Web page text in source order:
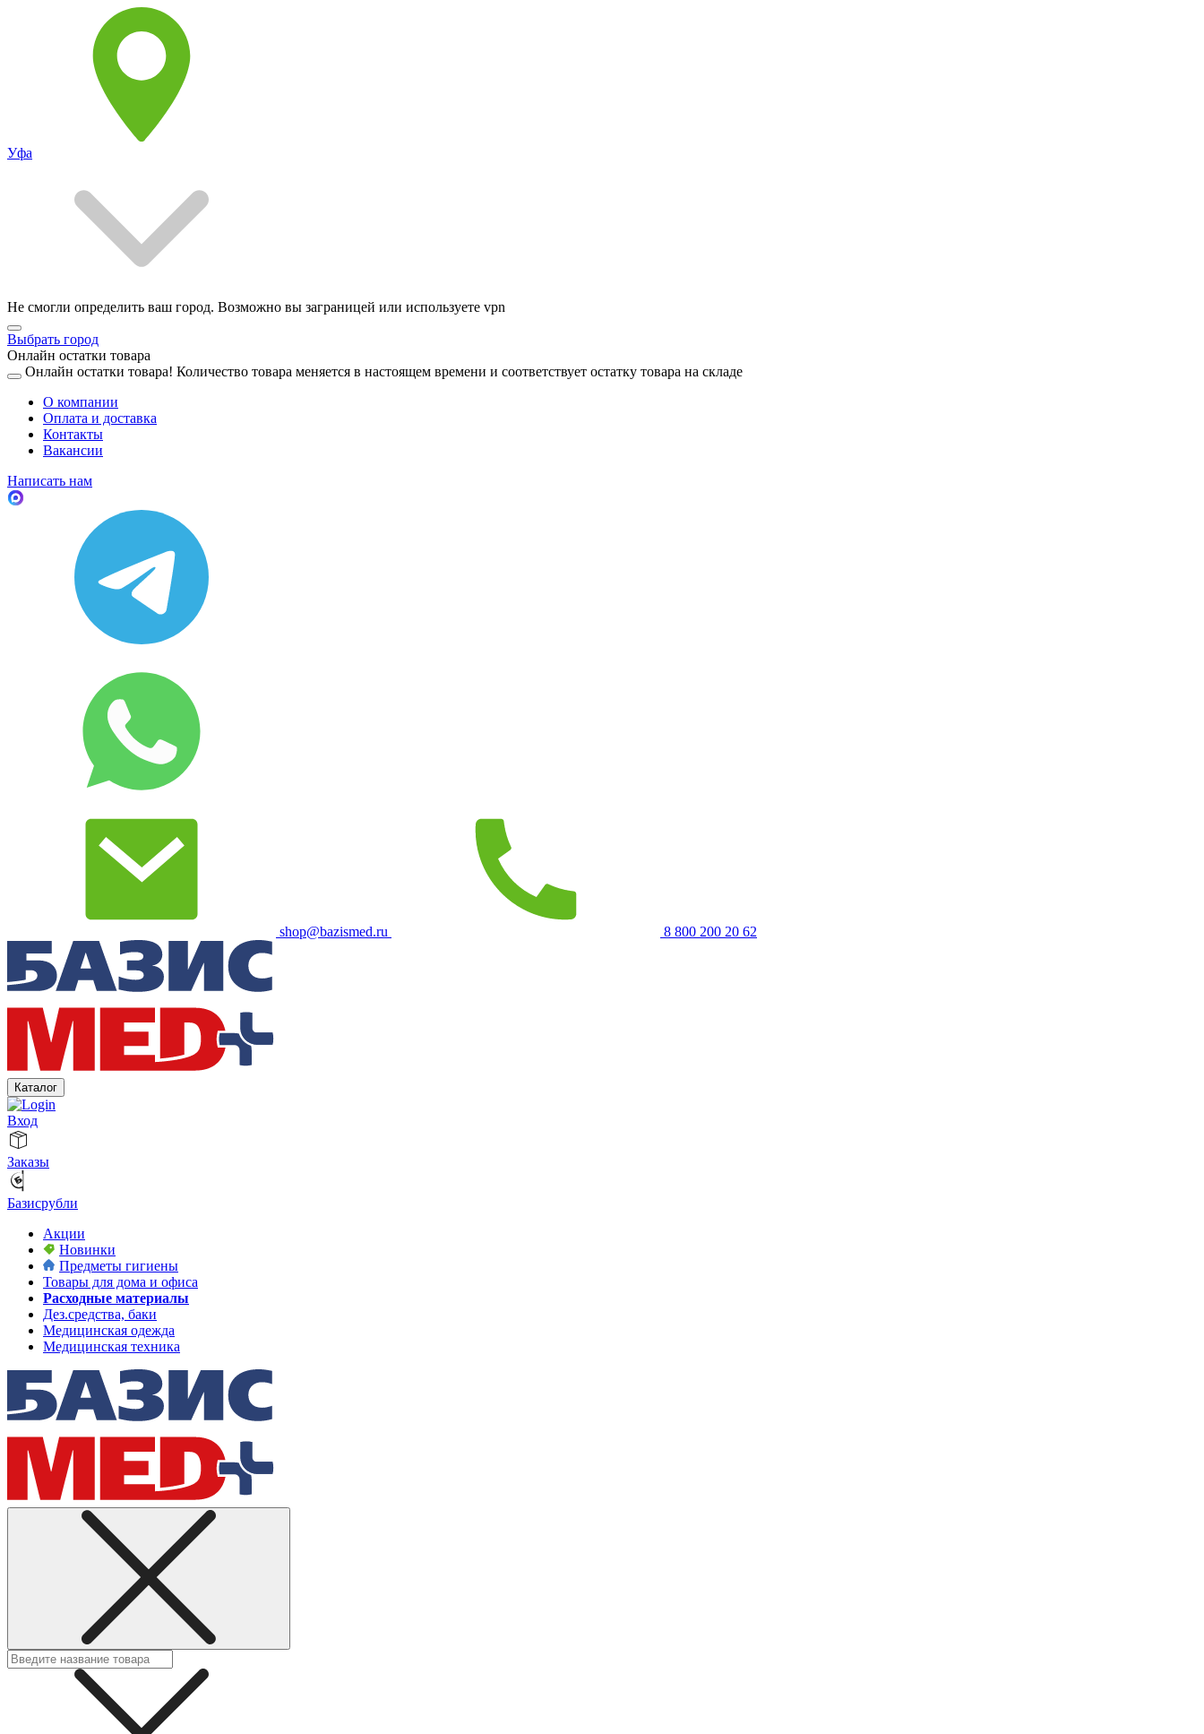
Уфа
Не смогли определить ваш город. Возможно вы заграницей или используете vpn
Выбрать город
Онлайн остатки товара
Онлайн остатки товара! Количество товара меняется в настоящем времени и соответствует остатку товара на складе
О компании
Оплата и доставка
Контакты
Вакансии
Написать нам
shop@bazismed.ru 8 800 200 20 62
Каталог
Вход
Заказы
Базисрубли
Акции
Новинки
Предметы гигиены
Товары для дома и офиса
Расходные материалы
Дез.средства, баки
Медицинская одежда
Медицинская техника